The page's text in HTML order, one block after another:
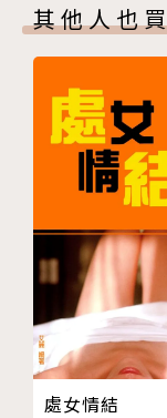
因
‧折磨眾多現代
糖尿病、糖尿病
勞、偏頭痛
經前症候群、更
帶狀疱疹、自
發性硬化症
纖維肌痛症、
候群、結腸炎
憂鬱症、注意力
群
‧全方位照顧身
第 3 章 EB病毒
第 4 章 多發性
第 5 章 類風濕性
第 6 章 甲狀腺
第三部 其他難
第 7 章 第二型
第 8 章 腎上腺疲
第 9 章 念珠菌
第 10 章 偏頭痛
第 11 章 帶狀
病神經病變等問
第 12 章 注意
第 13 章 創傷後
其他人也
處女情結